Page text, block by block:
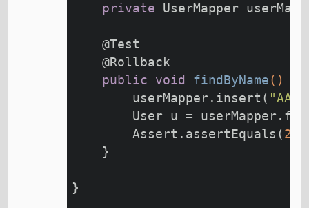
private UserMapper
@Test
@Rollback
public
void findByName ()
        userMapper.insert(
"AAA"
User u =
        Assert.assertEquals(
20
    }
}